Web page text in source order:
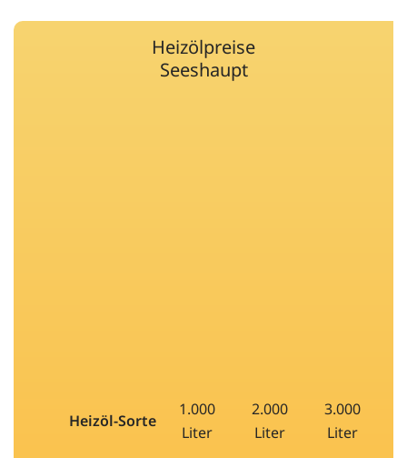
Heizölpreise
Seeshaupt
Heizöl-Sorte
1.000
Liter
2.000
Liter
3.000
Liter